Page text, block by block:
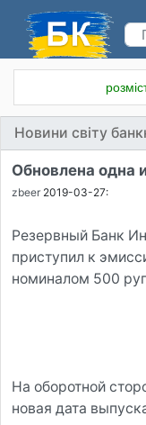
Новини світу
Обновлена одна
zbeer 2019-03-27:
Резервный Банк
приступил к
номиналом 500
На оборотной
новая дата